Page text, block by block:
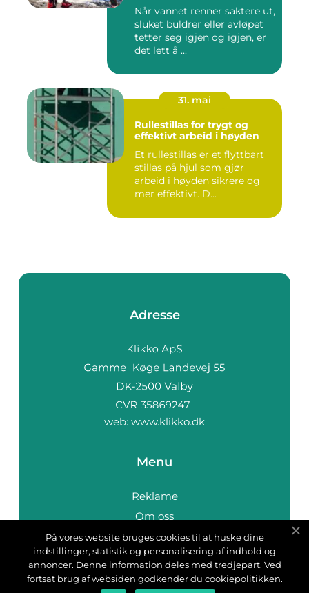
Når vannet renner saktere ut,
sluket buldrer eller avløpet
tetter seg igjen og igjen, er
det lett å ...
31. mai
Rullestillas for trygt og
effektivt arbeid i høyden
Et rullestillas er et flyttbart
stillas på hjul som gjør
arbeid i høyden sikrere og
mer effektivt. D...
Adresse
web: www.klikko.dk
Menu
Reklame
Om oss
Cookies
Kontakt Oss
Sitemap
På vores website bruges cookies til at huske dine
indstillinger, statistik og personalisering af indhold og
annoncer. Denne information deles med tredjepart. Ved
fortsat brug af websiden godkender du cookiepolitikken.